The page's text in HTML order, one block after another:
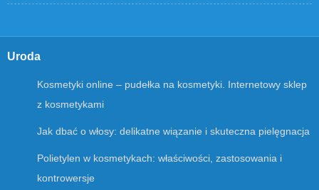
Uroda
Kosmetyki online – pudełka na kosmetyki. Internetowy sklep
z kosmetykami
Jak dbać o włosy: delikatne wiązanie i skuteczna pielęgnacja
Polietylen w kosmetykach: właściwości, zastosowania i
kontrowersje